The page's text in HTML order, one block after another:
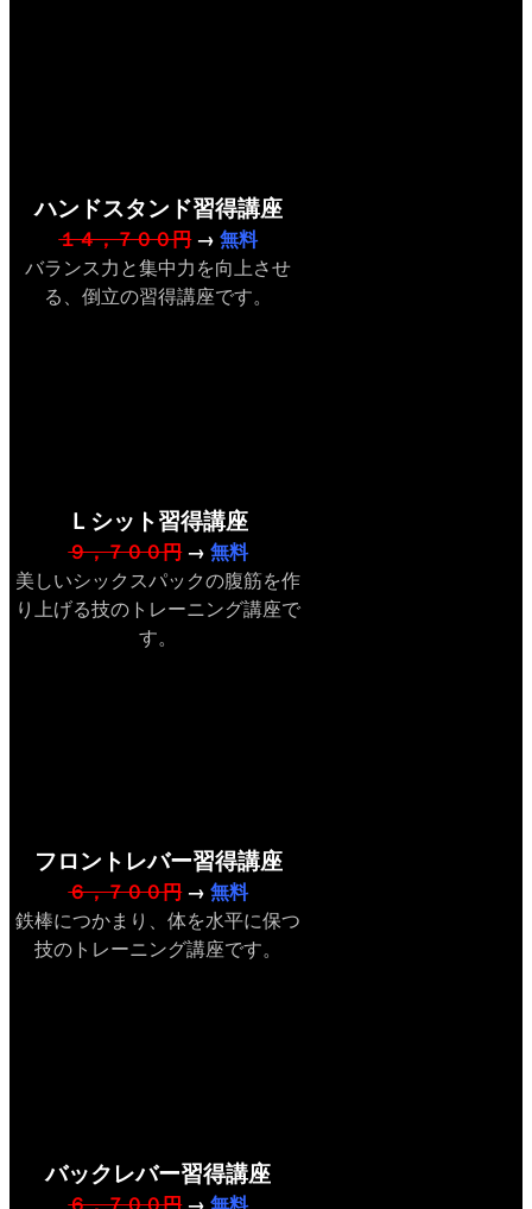
ハンドスタンド習得講座
１４，７００円 → 無料
バランス力と集中力を向上させ
る、倒立の習得講座です。
Ｌシット習得講座
９，７００円 → 無料
美しいシックスパックの腹筋を作
り上げる技のトレーニング講座で
す。
フロントレバー習得講座
６，７００円 → 無料
鉄棒につかまり、体を水平に保つ
技のトレーニング講座です。
バックレバー習得講座